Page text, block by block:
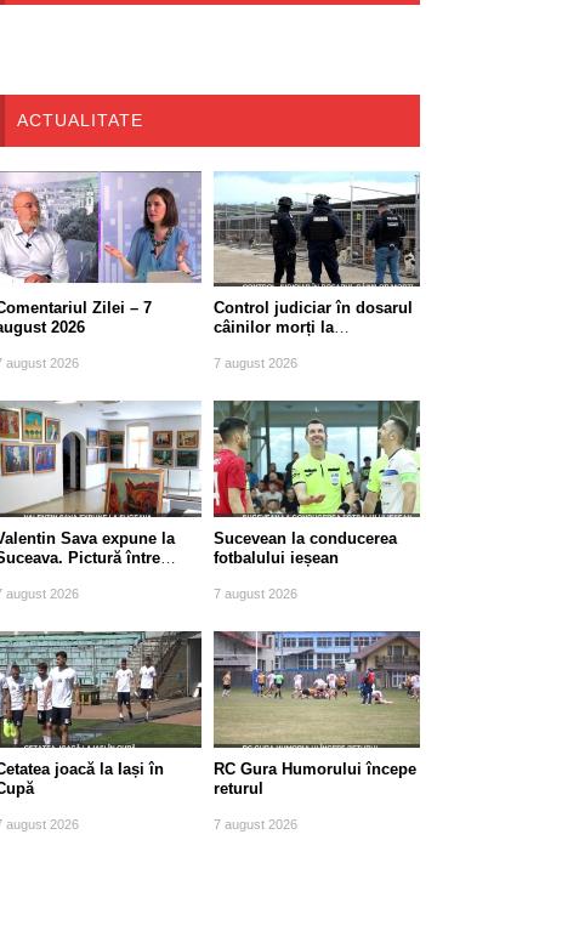
ACTUALITATE
Zilei – 7
2026
august 2026
Control judiciar în dosarul
câinilor morți la
Suceava
7 august 2026
Sava expune la
Pictură între
august 2026
Sucevean la conducerea
fotbalului ieșean
7 august 2026
joacă la Iași în
august 2026
RC Gura Humorului începe
returul
7 august 2026